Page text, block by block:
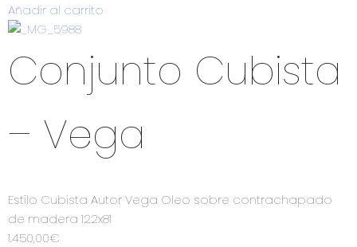
Añadir al carrito
Conjunto Cubista
– Vega
Estilo Cubista Autor Vega Oleo sobre contrachapado
de madera 122x81
1.450,00€